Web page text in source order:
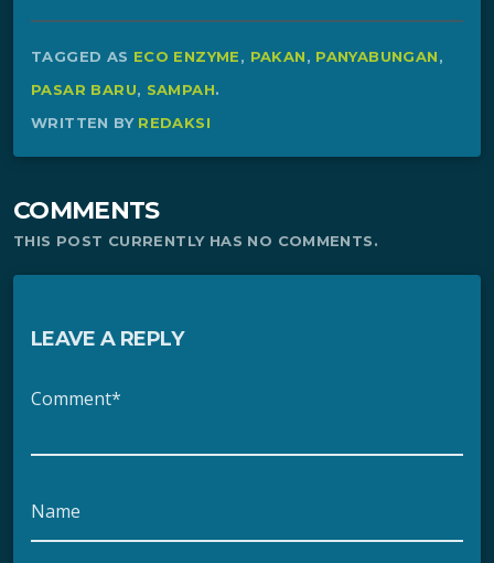
TAGGED AS ECO ENZYME, PAKAN, PANYABUNGAN,
PASAR BARU, SAMPAH.
WRITTEN BY REDAKSI
COMMENTS
THIS POST CURRENTLY HAS NO COMMENTS.
LEAVE A REPLY
Comment*
Name